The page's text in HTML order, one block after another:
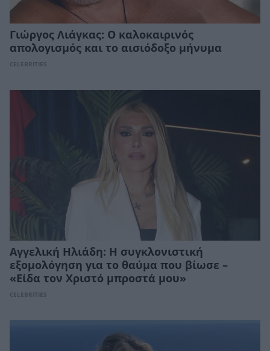
Γιώργος Λιάγκας: Ο καλοκαιρινός
απολογισμός και το αισιόδοξο μήνυμα
CELEBRITIES
Αγγελική Ηλιάδη: Η συγκλονιστική
εξομολόγηση για το θαύμα που βίωσε –
«Είδα τον Χριστό μπροστά μου»
CELEBRITIES